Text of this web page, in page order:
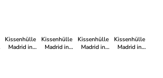
Kissenhülle
Madrid in
Kissenhülle
Madrid in
Kissenhülle
Madrid in
Kissenhülle
Madrid in